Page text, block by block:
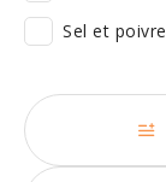
Sel et poivre